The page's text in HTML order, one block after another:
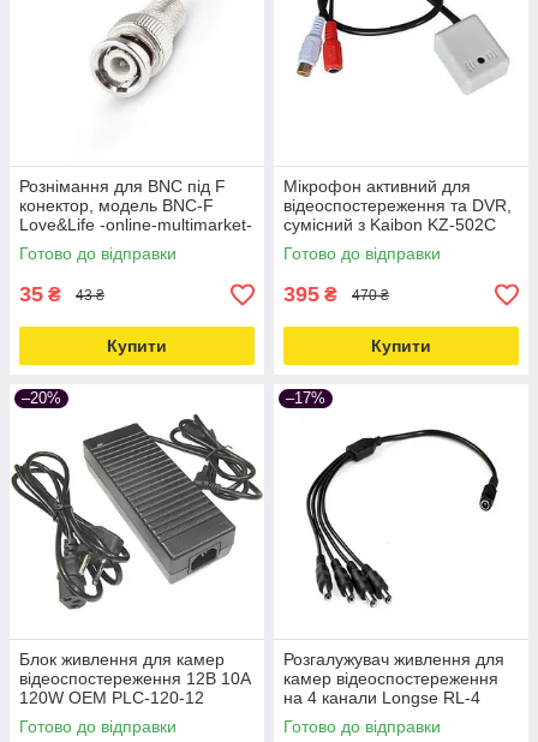
Рознімання для BNC під F
конектор, модель BNC-F
Love&Life -online-multimarket-
Готово до відправки
35 ₴ 43 ₴
Купити
Мікрофон активний для
відеоспостереження та DVR,
сумісний з Kaibon KZ-502C
Love&Life -online-multimarket-
Готово до відправки
395 ₴ 470 ₴
Купити
–20%
Блок живлення для камер
відеоспостереження 12В 10А
120W OEM PLC-120-12
Love&Life -online-multimarket-
Готово до відправки
–17%
Розгалужувач живлення для
камер відеоспостереження
на 4 канали Longse RL-4
Love&Life -online-multimarket-
Готово до відправки